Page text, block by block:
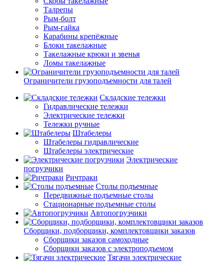
Талрепы
Рым-болт
Рым-гайка
Карабины крепёжные
Блоки такелажные
Такелажные крюки и звенья
Ломы такелажные
Ограничители грузоподъемности для талей
Складские тележки
Гидравлические тележки
Электрические тележки
Тележки ручные
Штабелеры
Штабелеры гидравлические
Штабелеры электрические
Электрические
погрузчики
Ричтраки
Столы подъемные
Передвижные подъемные столы
Стационарные подъемные столы
Автопогрузчики
Сборщики, подборщики, комплектовщики заказов
Сборщики заказов самоходные
Сборщики заказов с электроподъемом
Тягачи электрические